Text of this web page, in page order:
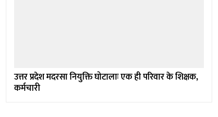
उत्तर प्रदेश मदरसा नियुक्ति घोटालाः एक ही परिवार के शिक्षक,
कर्मचारी